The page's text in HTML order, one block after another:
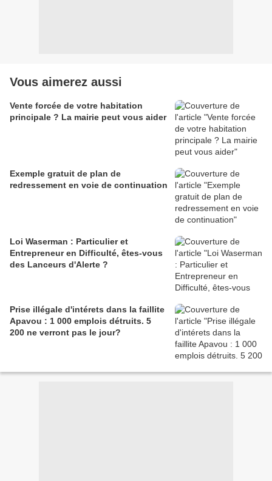
Vous aimerez aussi
Vente forcée de votre habitation
principale ? La mairie peut vous aider
Exemple gratuit de plan de
redressement en voie de continuation
Loi Waserman : Particulier et
Entrepreneur en Difficulté, êtes-vous
des Lanceurs d'Alerte ?
Prise illégale d'intérets dans la faillite
Apavou : 1 000 emplois détruits. 5
200 ne verront pas le jour?